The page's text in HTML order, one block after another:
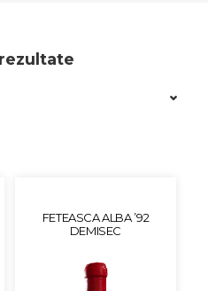
FETEASCA ALBA ’92
DEMISEC